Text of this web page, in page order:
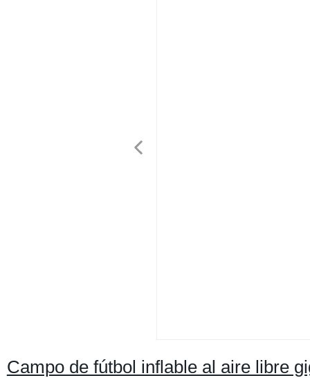
Campo de fútbol inflable al aire libre